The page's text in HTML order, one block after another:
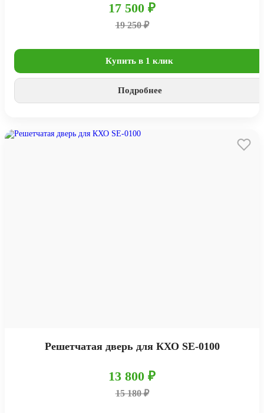
17 500 ₽
19 250 ₽
Купить в 1 клик
Подробнее
Решетчатая дверь для КХО SE-0100
13 800 ₽
15 180 ₽